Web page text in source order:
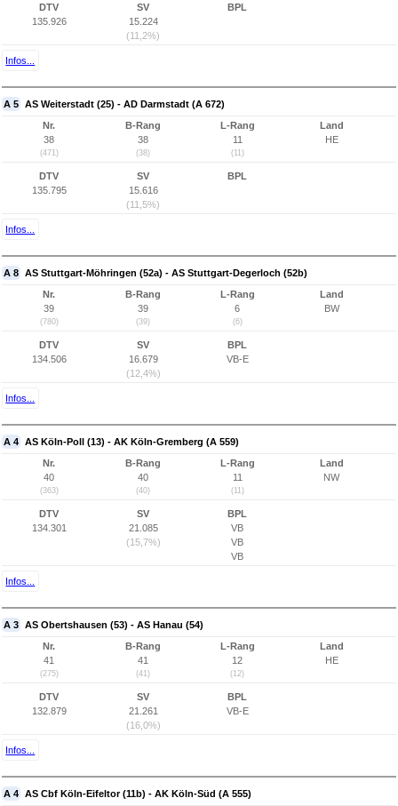
DTV
135.926
SV
15.224
(11,2%)
BPL
Infos...
A 5 AS Weiterstadt (25) - AD Darmstadt (A 672)
Nr.
38
(471)
B-Rang
38
(38)
L-Rang
11
(11)
Land
HE
DTV
135.795
SV
15.616
(11,5%)
BPL
Infos...
A 8 AS Stuttgart-Möhringen (52a) - AS Stuttgart-Degerloch (52b)
Nr.
39
(780)
B-Rang
39
(39)
L-Rang
6
(6)
Land
BW
DTV
134.506
SV
16.679
(12,4%)
BPL
VB-E
Infos...
A 4 AS Köln-Poll (13) - AK Köln-Gremberg (A 559)
Nr.
40
(363)
B-Rang
40
(40)
L-Rang
11
(11)
Land
NW
DTV
134.301
SV
21.085
(15,7%)
BPL
VB
VB
VB
Infos...
A 3 AS Obertshausen (53) - AS Hanau (54)
Nr.
41
(275)
B-Rang
41
(41)
L-Rang
12
(12)
Land
HE
DTV
132.879
SV
21.261
(16,0%)
BPL
VB-E
Infos...
A 4 AS Cbf Köln-Eifeltor (11b) - AK Köln-Süd (A 555)